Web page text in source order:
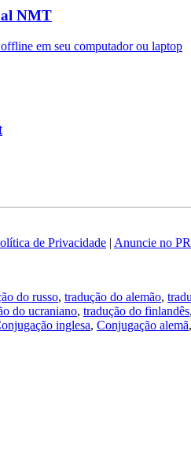
NMT
em seu computador ou laptop
de Privacidade | Anuncie no
do russo, tradução do alemão,
do ucraniano, tradução do finlandês,
inglesa, Conjugação alemã,